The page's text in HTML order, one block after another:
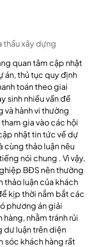
thầu xây dựng
quan tâm cập nhật
án, thủ tục quy định
toán theo giai
sinh nhiều vấn đề
và hành vi thường
gia vào các hội
nhật tin tức về dự
cùng thảo luận nêu
nói chung . Vì vậy,
BĐS nên thường
thảo luận của khách
kịp thời nắm bắt các
phương án giải
nhằm tránh rủi
dư luận trên diện
sóc khách hàng rất